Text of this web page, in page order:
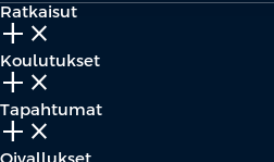
Ratkaisut
add_2 close
Koulutukset
add_2 close
Tapahtumat
add_2 close
Oivallukset